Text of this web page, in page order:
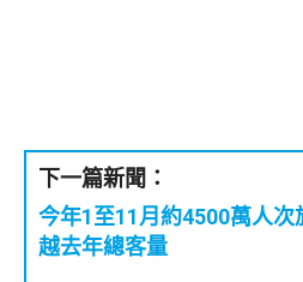
下一篇新聞：
今年1至11月約4500萬人
越去年總客量